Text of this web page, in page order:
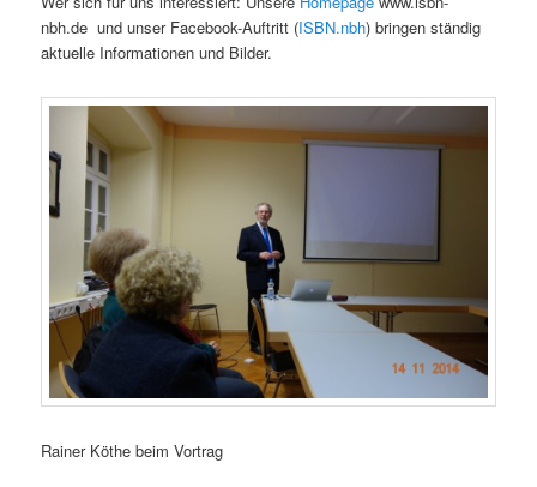
nbh.de und unser Facebook-Auftritt (ISBN.nbh) bringen ständig
aktuelle Informationen und Bilder.
Rainer Köthe beim Vortrag